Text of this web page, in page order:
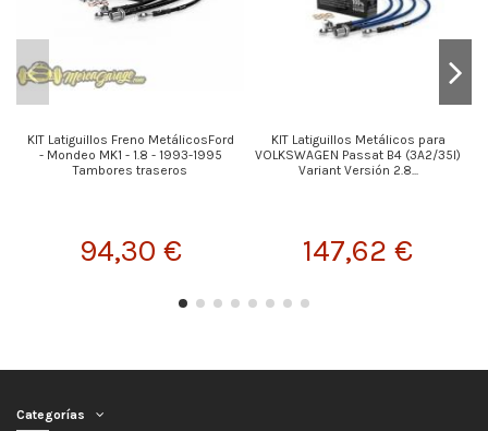
KIT Latiguillos Freno MetálicosFord
- Mondeo MK1 - 1.8 - 1993-1995
Tambores traseros
94,30 €
KIT Latiguillos Metálicos para
VOLKSWAGEN Passat B4 (3A2/35I)
Variant Versión 2.8...
147,62 €
Categorías